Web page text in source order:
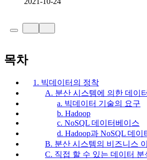
목차
1. 빅데이터의 정착
A. 분산 시스템에 의한 데이
a. 빅데이터 기술의 요구
b. Hadoop
c. NoSQL 데이터베이스
d. Hadoop과 NoSQL 데
B. 분산 시스템의 비즈니스
C. 직접 할 수 있는 데이터 분